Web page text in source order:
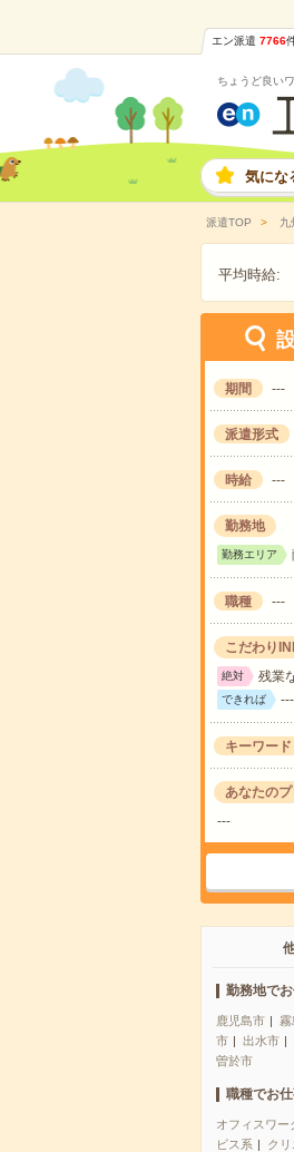
エン派遣 7766
ちょうど良い
気にな
派遣TOP 九
平均時給:
期間 ---
派遣形式
時給 ---
勤務地
勤務エリア
職種 ---
こだわり
絶対 残業
できれば ---
キーワード
あなたの
---
勤務地で
鹿児島市 霧
市
出水市
曽於市
職種でお
オフィスワー
ビス系
ク